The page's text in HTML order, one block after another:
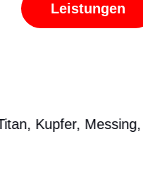
Leistungen
Produktions-